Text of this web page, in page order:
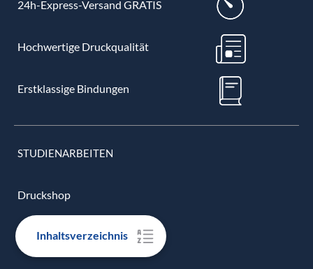
Inhaltsverzeichnis
24h-Express-Versand GRATIS
Hochwertige Druckqualität
Erstklassige Bindungen
STUDIENARBEITEN
Druckshop
Bachelorarbeit